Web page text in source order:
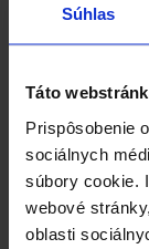
Súhlas
Táto
Prispôsobenie
sociálnych
súbory cookie.
webové
oblasti
Príslušenstvo0
K produktu VMT
Súbory na stiahnutie